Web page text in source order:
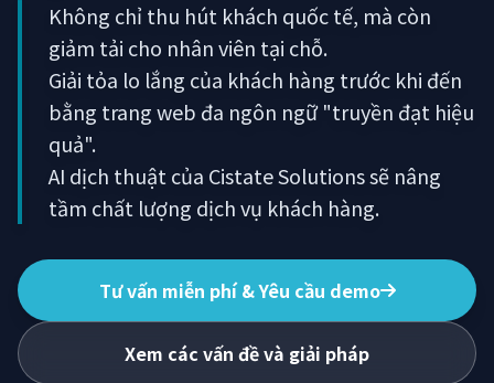
Không chỉ thu hút khách quốc tế, mà còn
giảm tải cho nhân viên tại chỗ.
Giải tỏa lo lắng của khách hàng trước khi đến
bằng trang web đa ngôn ngữ "truyền đạt hiệu
quả".
AI dịch thuật của Cistate Solutions sẽ nâng
tầm chất lượng dịch vụ khách hàng.
Tư vấn miễn phí & Yêu cầu demo
Xem các vấn đề và giải pháp